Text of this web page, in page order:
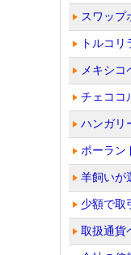
スワップ
トルコ
メキシ
チェココ
ハンガリ
ポーラン
羊飼いが
少額で取
取扱通貨